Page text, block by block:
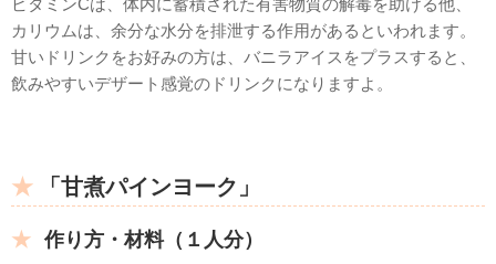
カリウムは、余分な水分を排泄する作用があるといわれます。
甘いドリンクをお好みの方は、バニラアイスをプラスすると、
飲みやすいデザート感覚のドリンクになりますよ。
「甘煮パインヨーク」
作り方・材料（１人分）